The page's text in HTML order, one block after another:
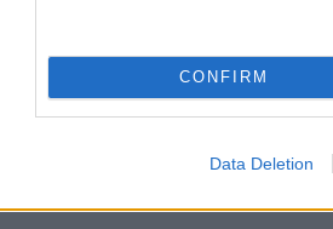
CONFIRM
Data Deletion
Intel για τις